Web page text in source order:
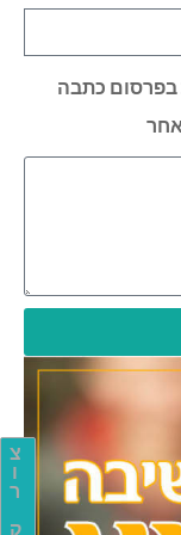
צ
ו
ר
ק
בפרסום כתבה
אחר